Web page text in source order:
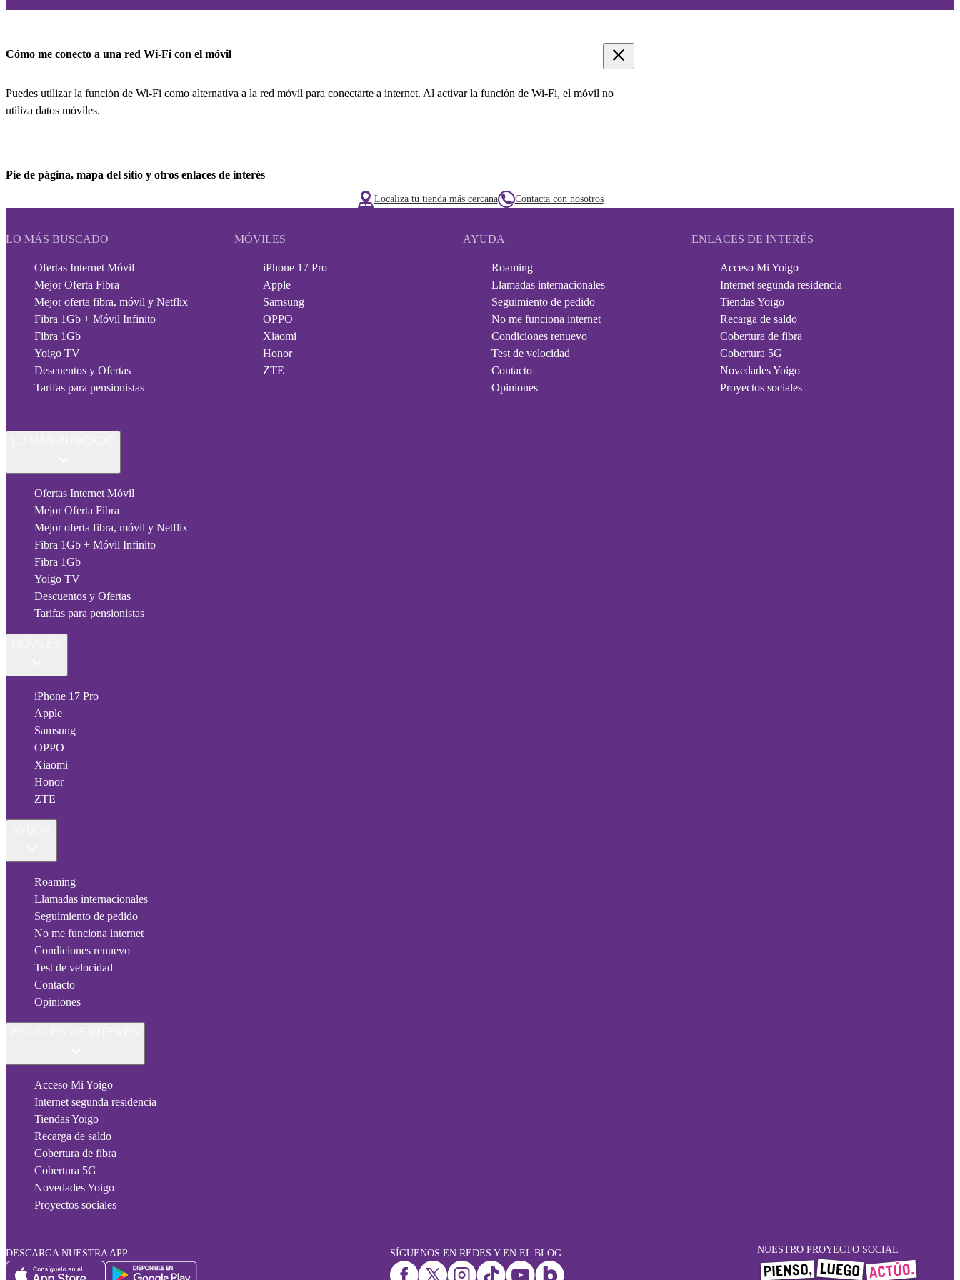
Cómo me conecto a una red Wi-Fi con el móvil
Puedes utilizar la función de Wi-Fi como alternativa a la red móvil para conectarte a internet. Al activar la función de Wi-Fi, el móvil no
utiliza datos móviles.
Pie de página, mapa del sitio y otros enlaces de interés
Localiza tu tienda más cercana Contacta con nosotros
LO MÁS BUSCADO
Ofertas Internet Móvil
Mejor Oferta Fibra
Mejor oferta fibra, móvil y Netflix
Fibra 1Gb + Móvil Infinito
Fibra 1Gb
Yoigo TV
Descuentos y Ofertas
Tarifas para pensionistas
MÓVILES
iPhone 17 Pro
Apple
Samsung
OPPO
Xiaomi
Honor
ZTE
AYUDA
Roaming
Llamadas internacionales
Seguimiento de pedido
No me funciona internet
Condiciones renuevo
Test de velocidad
Contacto
Opiniones
ENLACES DE INTERÉS
Acceso Mi Yoigo
Internet segunda residencia
Tiendas Yoigo
Recarga de saldo
Cobertura de fibra
Cobertura 5G
Novedades Yoigo
Proyectos sociales
Ofertas Internet Móvil
Mejor Oferta Fibra
Mejor oferta fibra, móvil y Netflix
Fibra 1Gb + Móvil Infinito
Fibra 1Gb
Yoigo TV
Descuentos y Ofertas
Tarifas para pensionistas
iPhone 17 Pro
Apple
Samsung
OPPO
Xiaomi
Honor
ZTE
Roaming
Llamadas internacionales
Seguimiento de pedido
No me funciona internet
Condiciones renuevo
Test de velocidad
Contacto
Opiniones
Acceso Mi Yoigo
Internet segunda residencia
Tiendas Yoigo
Recarga de saldo
Cobertura de fibra
Cobertura 5G
Novedades Yoigo
Proyectos sociales
DESCARGA NUESTRA APP SÍGUENOS EN REDES Y EN EL BLOG NUESTRO PROYECTO SOCIAL